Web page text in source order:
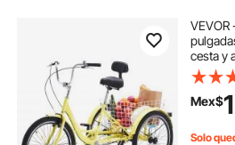
VEVOR
cesta y
Mex$
Solo